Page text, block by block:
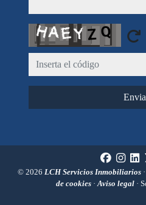
Captcha
© 2026 LCH Servicios Inmobiliarios ·
de cookies ·Aviso legal ·